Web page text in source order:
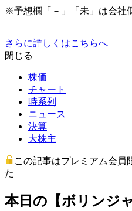
※予想欄「－」「未」は会社
さらに詳しくはこちらへ
閉じる
株価
チャート
時系列
ニュース
決算
大株主
この記事はプレミアム会員
た
本日の【ボリンジ